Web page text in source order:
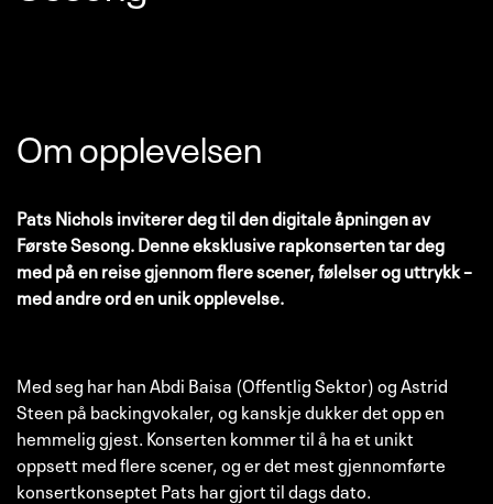
Om opplevelsen
Pats Nichols inviterer deg til den digitale åpningen av
Første Sesong. Denne eksklusive rapkonserten tar deg
med på en reise gjennom flere scener, følelser og uttrykk –
med andre ord en unik opplevelse.
Med seg har han Abdi Baisa (Offentlig Sektor) og Astrid
Steen på backingvokaler, og kanskje dukker det opp en
hemmelig gjest. Konserten kommer til å ha et unikt
oppsett med flere scener, og er det mest gjennomførte
konsertkonseptet Pats har gjort til dags dato.